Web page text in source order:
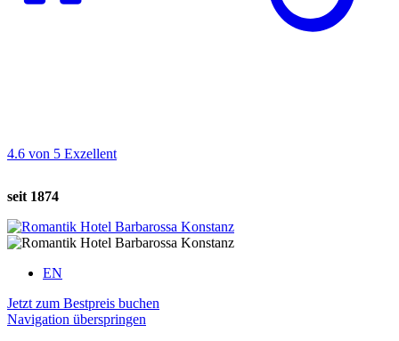
4.6 von 5 Exzellent
seit 1874
EN
Jetzt zum Bestpreis buchen
Navigation überspringen